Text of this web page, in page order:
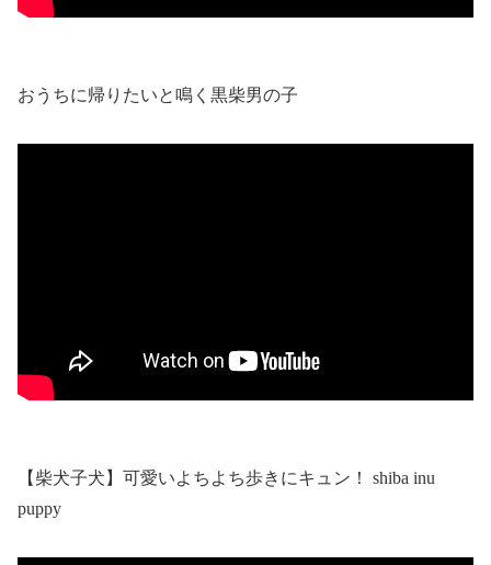
おうちに帰りたいと鳴く黒柴男の子
【柴犬子犬】可愛いよちよち歩きにキュン！ shiba inu
puppy